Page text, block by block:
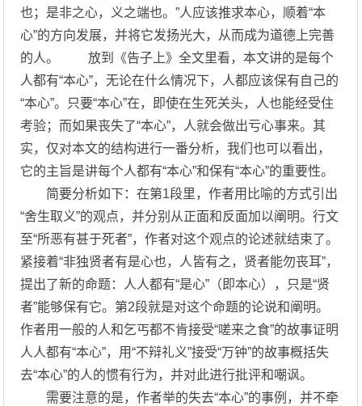
也；是非之心，义之端也。”人应该推求本心，顺着“本
心”的方向发展，并将它发扬光大，从而成为道德上完善
的人。 放到《告子上》全文里看，本文讲的是每个
人都有“本心”，无论在什么情况下，人都应该保有自己的
“本心”。只要“本心”在，即使在生死关头，人也能经受住
考验；而如果丧失了“本心”，人就会做出亏心事来。其
实，仅对本文的结构进行一番分析，我们也可以看出，
它的主旨是讲每个人都有“本心”和保有“本心”的重要性。
简要分析如下：在第1段里，作者用比喻的方式引出
“舍生取义”的观点，并分别从正面和反面加以阐明。行文
至“所恶有甚于死者”，作者对这个观点的论述就结束了。
紧接着“非独贤者有是心也，人皆有之，贤者能勿丧耳”，
提出了新的命题：人人都有“是心”（即本心），只是“贤
者”能够保有它。第2段就是对这个命题的论说和阐明。
作者用一般的人和乞丐都不肯接受“嗟来之食”的故事证明
人人都有“本心”，用“不辩礼义”接受“万钟”的故事概括失
去“本心”的人的惯有行为，并对此进行批评和嘲讽。
需要注意的是，作者举的失去“本心”的事例，并不牵